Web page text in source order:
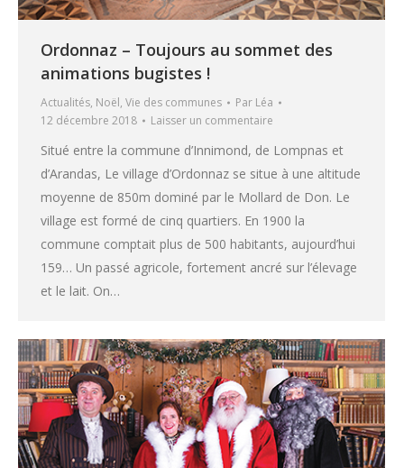
Ordonnaz – Toujours au sommet des
animations bugistes !
Actualités, Noël, Vie des communes Par Léa
12 décembre 2018
Laisser un commentaire
Situé entre la commune d’Innimond, de Lompnas et
d’Arandas, Le village d’Ordonnaz se situe à une altitude
moyenne de 850m dominé par le Mollard de Don. Le
village est formé de cinq quartiers. En 1900 la
commune comptait plus de 500 habitants, aujourd’hui
159… Un passé agricole, fortement ancré sur l’élevage
et le lait. On…